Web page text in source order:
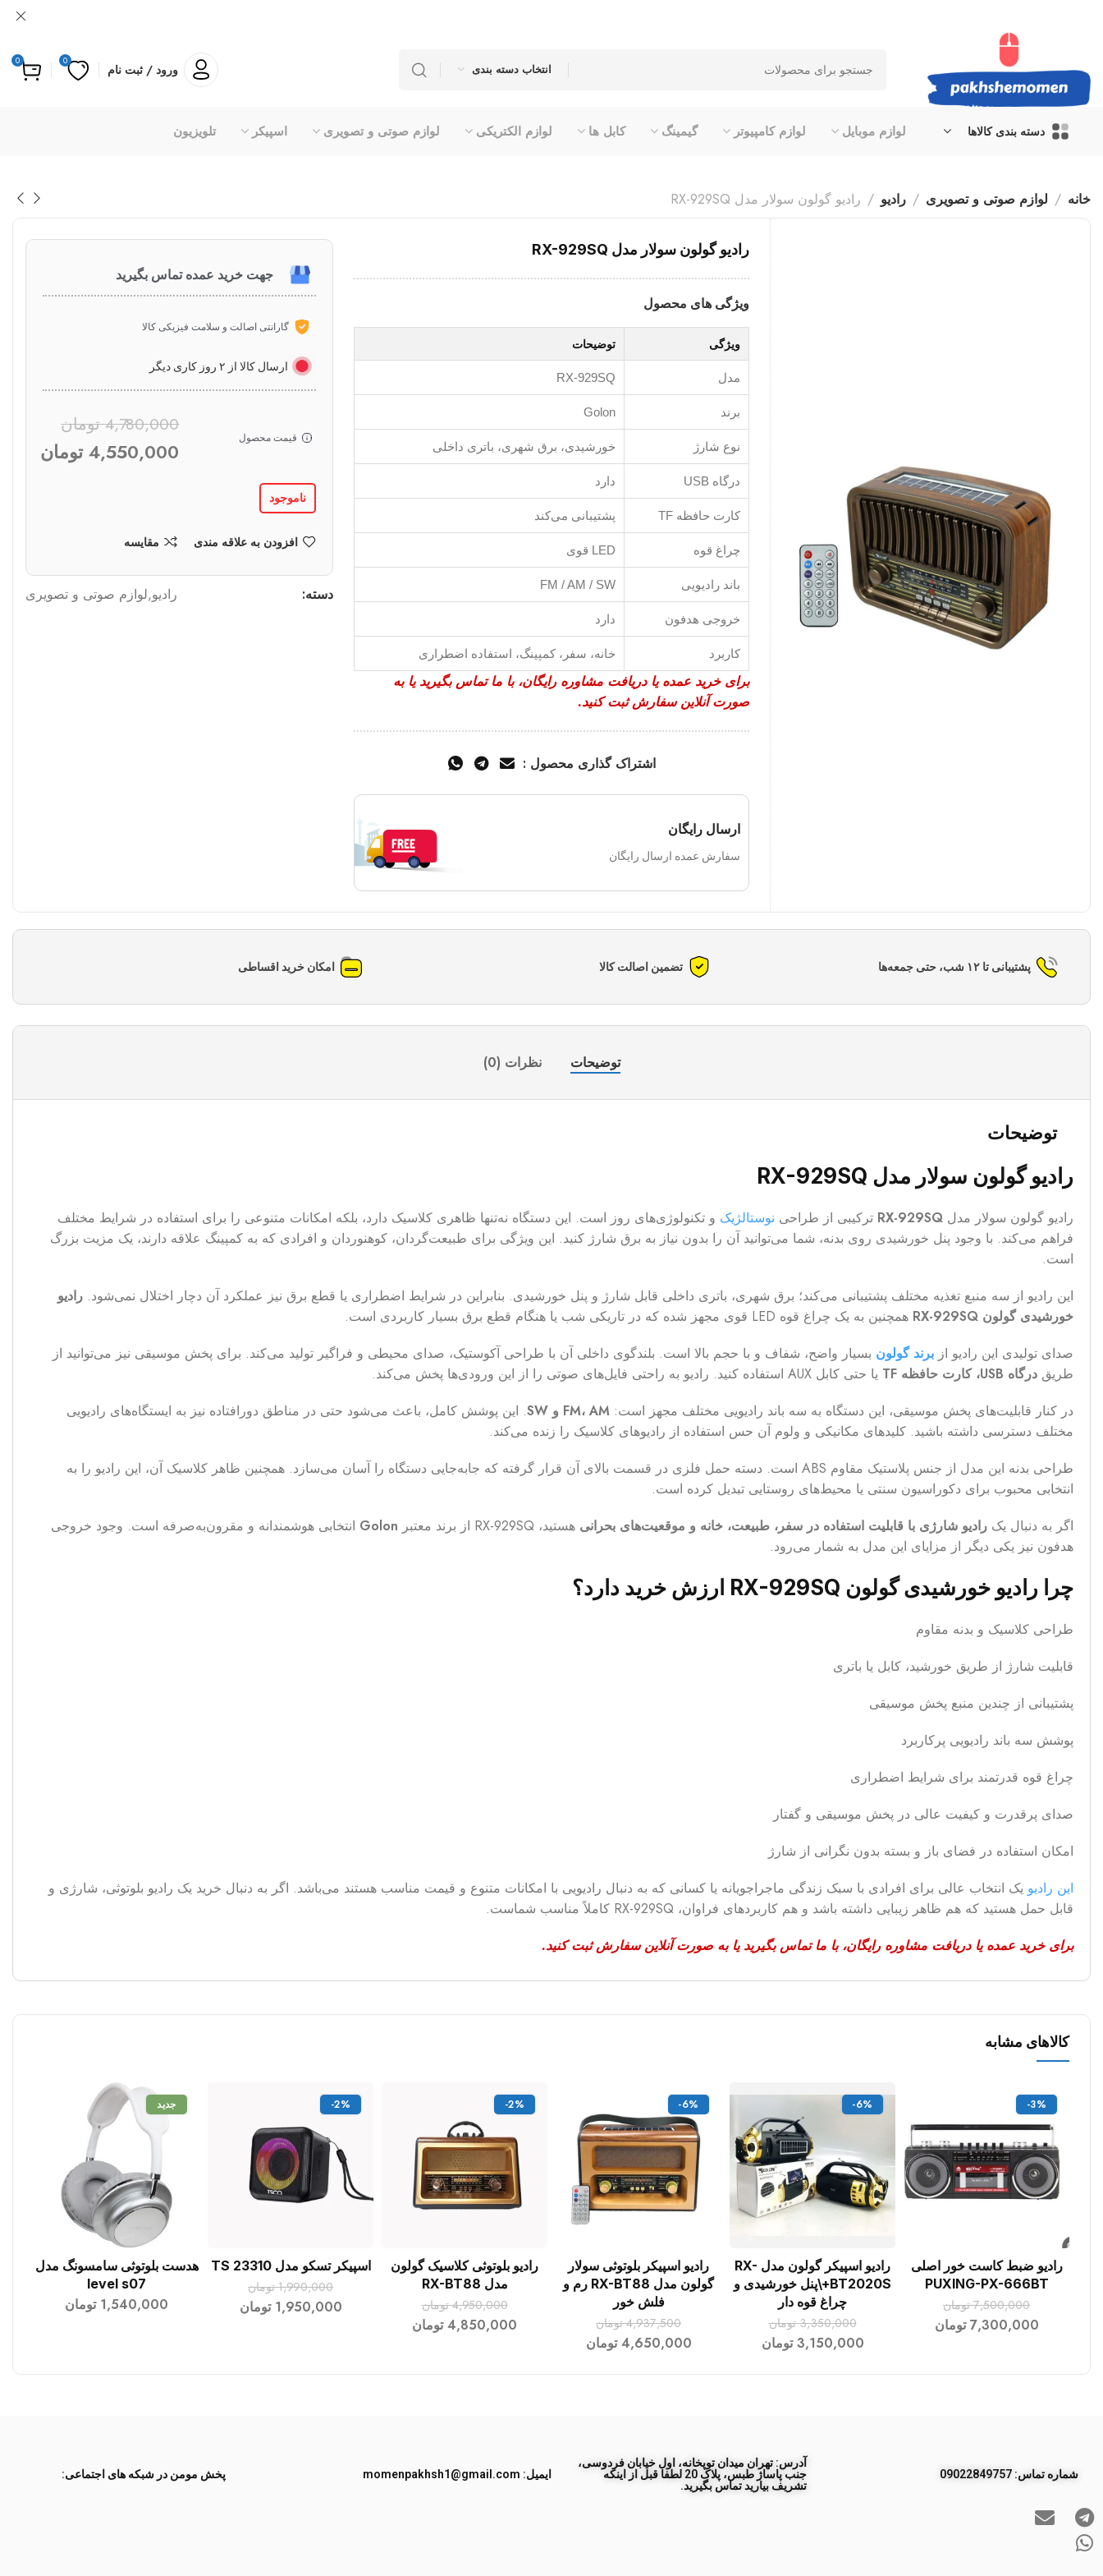
انتخاب دسته بندی ورود / ثبت نام
0
0
دسته بندی کالاها لوازم موبایل لوازم کامپیوتر گیمینگ کابل ها لوازم الکتریکی لوازم صوتی و تصویری اسپیکر تلویزیون
خانه لوازم صوتی و تصویری رادیو رادیو گولون سولار مدل RX-929SQ
رادیو گولون سولار مدل RX-929SQ
ویژگی های محصول
ویژگی توضیحات
مدل RX-929SQ
برند Golon
نوع شارژ خورشیدی، برق شهری، باتری داخلی
درگاه USB دارد
کارت حافظه TF پشتیبانی می‌کند
چراغ قوه LED قوی
باند رادیویی FM / AM / SW
خروجی هدفون دارد
کاربرد خانه، سفر، کمپینگ، استفاده اضطراری
برای خرید عمده یا دریافت مشاوره رایگان، با ما تماس بگیرید یا به
صورت آنلاین سفارش ثبت کنید.
اشتراک گذاری محصول :
ارسال رایگان
سفارش عمده ارسال رایگان
جهت خرید عمده تماس بگیرید
گارانتی اصالت و سلامت فیزیکی کالا
ارسال کالا از ۲ روز کاری دیگر
قیمت محصول
4,780,000 تومان
4,550,000 تومان
ناموجود
افزودن به علاقه مندی مقایسه
دسته: رادیو,لوازم صوتی و تصویری
پشتیبانی تا ۱۲ شب، حتی جمعه‌ها تضمین اصالت کالا امکان خرید اقساطی
توضیحات نظرات (0)
توضیحات
رادیو گولون سولار مدل RX-929SQ
رادیو گولون سولار مدل RX-929SQ ترکیبی از طراحی نوستالژیک و تکنولوژی‌های روز است. این دستگاه نه‌تنها ظاهری کلاسیک دارد، بلکه امکانات متنوعی را برای استفاده در شرایط مختلف
فراهم می‌کند. با وجود پنل خورشیدی روی بدنه، شما می‌توانید آن را بدون نیاز به برق شارژ کنید. این ویژگی برای طبیعت‌گردان، کوهنوردان و افرادی که به کمپینگ علاقه دارند، یک مزیت بزرگ
است.
این رادیو از سه منبع تغذیه مختلف پشتیبانی می‌کند؛ برق شهری، باتری داخلی قابل شارژ و پنل خورشیدی. بنابراین در شرایط اضطراری یا قطع برق نیز عملکرد آن دچار اختلال نمی‌شود. رادیو
خورشیدی گولون RX-929SQ
همچنین به یک چراغ قوه LED قوی مجهز شده که در تاریکی شب یا هنگام قطع برق بسیار کاربردی است.
صدای تولیدی این رادیو از برند گولون بسیار واضح، شفاف و با حجم بالا است. بلندگوی داخلی آن با طراحی آکوستیک، صدای محیطی و فراگیر تولید می‌کند. برای پخش موسیقی نیز می‌توانید از
طریق درگاه USB، کارت حافظه TF
یا حتی کابل AUX استفاده کنید. رادیو به راحتی فایل‌های صوتی را از این ورودی‌ها پخش می‌کند.
در کنار قابلیت‌های پخش موسیقی، این دستگاه به سه باند رادیویی مختلف مجهز است: FM، AM و SW
. این پوشش کامل، باعث می‌شود حتی در مناطق دورافتاده نیز به ایستگاه‌های رادیویی
مختلف دسترسی داشته باشید. کلیدهای مکانیکی و ولوم آن حس استفاده از رادیوهای کلاسیک را زنده می‌کند.
طراحی بدنه این مدل از جنس پلاستیک مقاوم ABS است. دسته حمل فلزی در قسمت بالای آن قرار گرفته که جابه‌جایی دستگاه را آسان می‌سازد. همچنین ظاهر کلاسیک آن، این رادیو را به
انتخابی محبوب برای دکوراسیون سنتی یا محیط‌های روستایی تبدیل کرده است.
اگر به دنبال یک رادیو شارژی با قابلیت استفاده در سفر، طبیعت، خانه و موقعیت‌های بحرانی هستید، RX-929SQ از برند معتبر Golon انتخابی هوشمندانه و مقرون‌به‌صرفه است. وجود خروجی
هدفون نیز یکی دیگر از مزایای این مدل به شمار می‌رود.
چرا رادیو خورشیدی گولون RX-929SQ ارزش خرید دارد؟
طراحی کلاسیک و بدنه مقاوم
قابلیت شارژ از طریق خورشید، کابل یا باتری
پشتیبانی از چندین منبع پخش موسیقی
پوشش سه باند رادیویی پرکاربرد
چراغ قوه قدرتمند برای شرایط اضطراری
صدای پرقدرت و کیفیت عالی در پخش موسیقی و گفتار
امکان استفاده در فضای باز و بسته بدون نگرانی از شارژ
این رادیو یک انتخاب عالی برای افرادی با سبک زندگی ماجراجویانه یا کسانی که به دنبال رادیویی با امکانات متنوع و قیمت مناسب هستند می‌باشد. اگر به دنبال خرید یک رادیو بلوتوثی، شارژی و
قابل حمل هستید که هم ظاهر زیبایی داشته باشد و هم کاربردهای فراوان، RX-929SQ کاملاً مناسب شماست.
برای خرید عمده یا دریافت مشاوره رایگان، با ما تماس بگیرید یا به صورت آنلاین سفارش ثبت کنید.
کالاهای مشابه
-3%
افزودن به سبد خرید
رادیو ضبط کاست خور اصلی
PUXING-PX-666BT
7,500,000 تومان
7,300,000 تومان
-6%
افزودن به سبد خرید
رادیو اسپیکر گولون مدل RX-
BT2020S+\پنل خورشیدی و
چراغ قوه دار
3,350,000 تومان
3,150,000 تومان
-6%
افزودن به سبد خرید
رادیو اسپیکر بلوتوثی سولار
گولون مدل RX-BT88 رم و
فلش خور
4,937,500 تومان
4,650,000 تومان
-2%
افزودن به سبد خرید
رادیو بلوتوثی کلاسیک گولون
مدل RX-BT88
4,950,000 تومان
4,850,000 تومان
-2%
افزودن به سبد خرید
اسپیکر تسکو مدل TS 23310
1,990,000 تومان
1,950,000 تومان
جدید
افزودن به سبد خرید
هدست بلوتوثی سامسونگ مدل
level s07
1,540,000 تومان
ﺷﻤﺎره ﺗﻤﺎس: 09022849757
آدرس: تهران میدان توپخانه، اول خیابان فردوسی،
جنب پاساژ طبس، پلاک 20 لطفا قبل از اینکه
تشریف بیارید تماس بگیرید.
ایمیل: momenpakhsh1@gmail.com پخش مومن در شبکه های اجتماعی: